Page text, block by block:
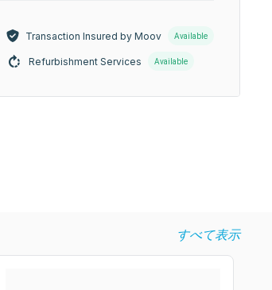
Transaction Insured by Moov Available
Refurbishment Services Available
すべて表示